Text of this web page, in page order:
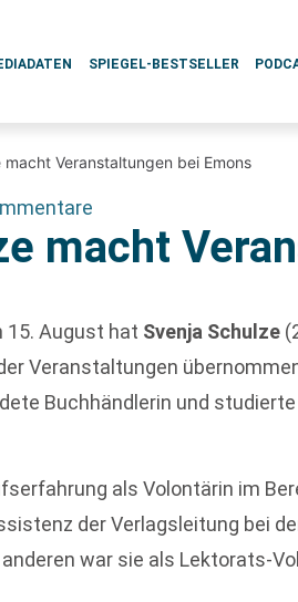
SPIEGEL-BESTSELLER
macht Veranstaltungen bei Emons
macht
15. August hat Svenja Schulze
Veranstaltungen
Buchhändlerin und
als Volontärin im
der Verlagsleitung bei
anderen war sie als Lektorats-